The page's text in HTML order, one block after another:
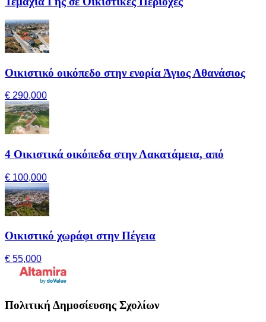
Οικιστικό οικόπεδο στην ενορία Άγιος Αθανάσιος
€ 290,000
4 Οικιστικά οικόπεδα στην Λακατάμεια, από
€ 100,000
Οικιστικό χωράφι στην Πέγεια
€ 55,000
Πολιτική Δημοσίευσης Σχολίων